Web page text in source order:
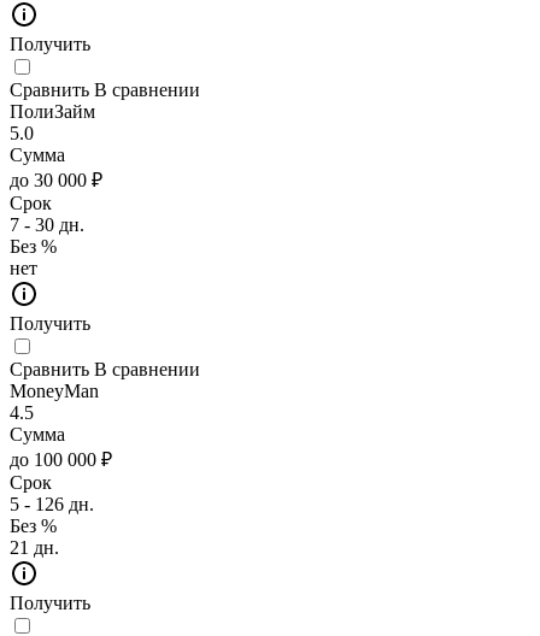
Получить
Сравнить В сравнении
ПолиЗайм
5.0
Сумма
до 30 000 ₽
Срок
7 - 30 дн.
Без %
нет
Получить
Сравнить В сравнении
MoneyMan
4.5
Сумма
до 100 000 ₽
Срок
5 - 126 дн.
Без %
21 дн.
Получить